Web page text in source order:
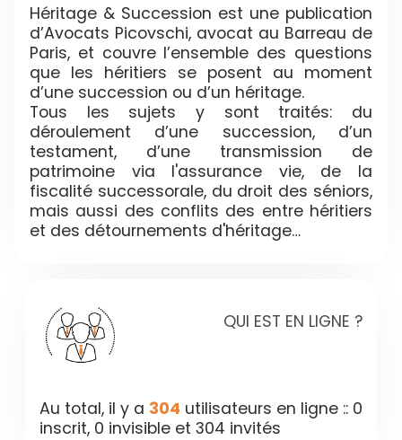
Héritage & Succession est une publication
d’Avocats Picovschi, avocat au Barreau de
Paris, et couvre l’ensemble des questions
que les héritiers se posent au moment
d’une succession ou d’un héritage.
Tous les sujets y sont traités: du
déroulement d’une succession, d’un
testament, d’une transmission de
patrimoine via l'assurance vie, de la
fiscalité successorale, du droit des séniors,
mais aussi des conflits des entre héritiers
et des détournements d'héritage…
QUI EST EN LIGNE ?
Au total, il y a 304 utilisateurs en ligne :: 0
inscrit, 0 invisible et 304 invités